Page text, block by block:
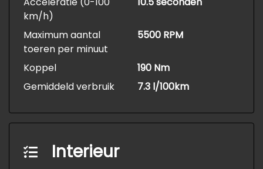
km/h)
Maximum aantal
toeren per minuut
5500 RPM
Koppel
190 Nm
Gemiddeld verbruik
7.3 l/100km
Interieur